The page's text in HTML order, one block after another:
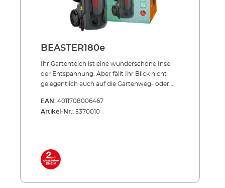
BEASTER180e
Ihr Gartenteich ist eine wunderschöne Insel
der Entspannung. Aber fällt Ihr Blick nicht
gelegentlich auch auf die Gartenweg- oder
Moos-Patina angesetzt hat? Oder auf die
Gartenmöbel, an denen hartnäckiger
erstklassigen Hochdruckreiniger. Der
BEASTER 180e bietet Ihnen mit bis zu 180 bar
können unter drei Druckstufen wählen. Das
EAN: 4011708006467
Artikel-Nr.: 5370010